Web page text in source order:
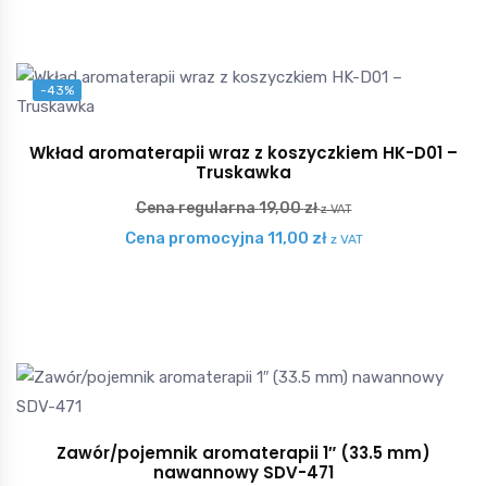
-43%
Wkład aromaterapii wraz z koszyczkiem HK-D01 –
Truskawka
Cena regularna19,00zł z VAT
Cena promocyjna 11,00 zł z VAT
Zawór/pojemnik aromaterapii 1″ (33.5 mm)
nawannowy SDV-471